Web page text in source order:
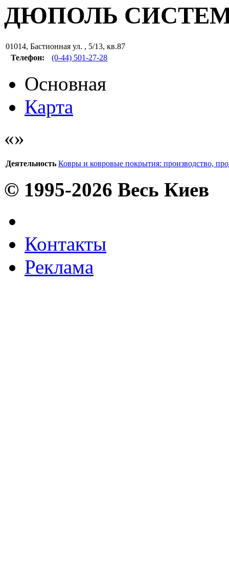
ДЮПОЛЬ
01014, Бастионная ул. , 5/13, кв.87
Телефон:
(0-44) 501-27-28
Основная
Карта
Деятельность Ковры и ковровые покрытия: производство,
© 1995-2026 Весь Киев
Контакты
Реклама